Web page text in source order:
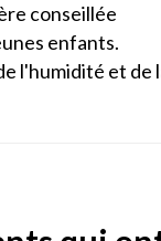
conseillée
enfants.
l'humidité et de